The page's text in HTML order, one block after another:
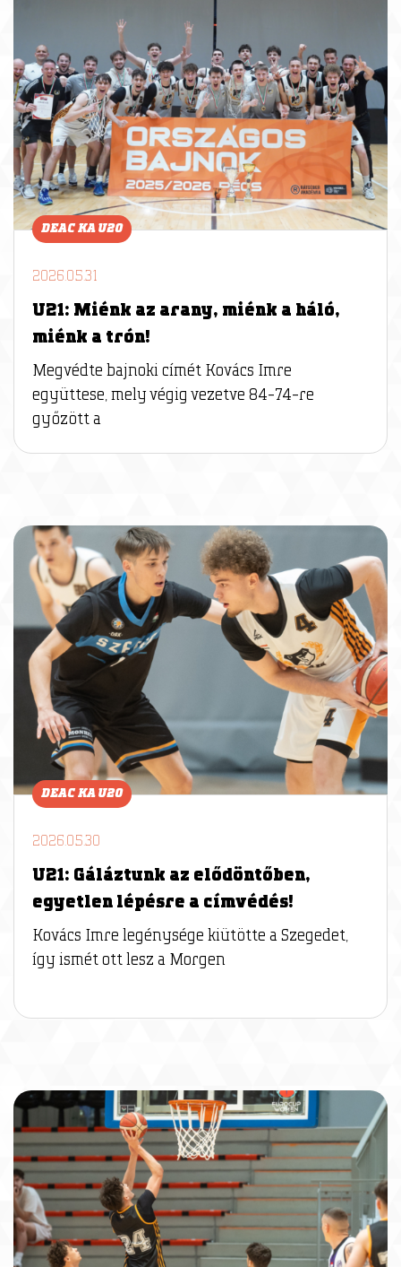
DEAC KA U20
2026.05.31
U21: Miénk az arany, miénk a háló,
miénk a trón!
Megvédte bajnoki címét Kovács Imre
együttese, mely végig vezetve 84-74-re
győzött a
DEAC KA U20
2026.05.30
U21: Gáláztunk az elődöntőben,
egyetlen lépésre a címvédés!
Kovács Imre legénysége kiütötte a Szegedet,
így ismét ott lesz a Morgen